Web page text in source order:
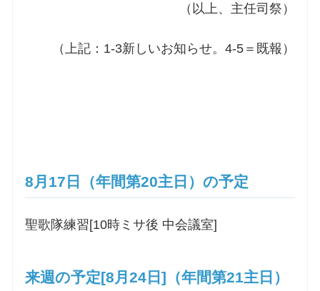
（以上、主任司祭）
（上記：1-3新しいお知らせ。4-5＝既報）
8月17日（年間第20主日）の予定
聖歌隊練習[10時ミサ後 中会議室]
来週の予定[8月24日]（年間第21主日）